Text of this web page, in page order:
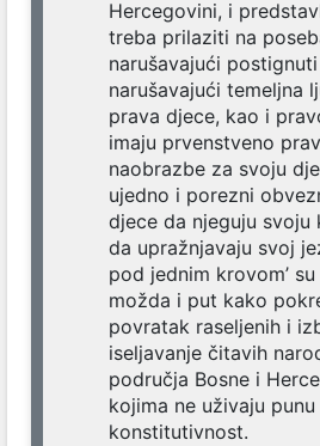
Hercegovini, i
treba prilaziti na
narušavajući
narušavajući temeljna
prava djece, kao i
imaju prvenstveno
naobrazbe za svoju
ujedno i porezni
djece da njeguju svoju
da upražnjavaju svoj
pod jednim krovom’
možda i put kako
povratak raseljenih i
iseljavanje čitavih
područja Bosne i
kojima ne uživaju
konstitutivnost.